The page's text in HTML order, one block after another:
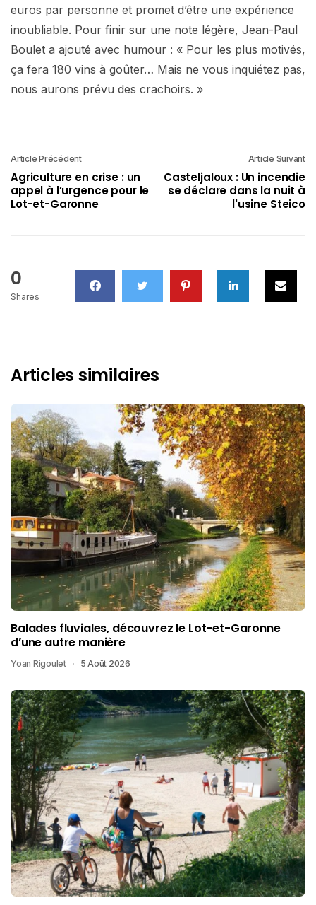
euros par personne et promet d’être une expérience
inoubliable. Pour finir sur une note légère, Jean-Paul
Boulet a ajouté avec humour : « Pour les plus motivés,
ça fera 180 vins à goûter… Mais ne vous inquiétez pas,
nous aurons prévu des crachoirs. »
Article Précédent
Agriculture en crise : un
appel à l’urgence pour le
Lot-et-Garonne
Article Suivant
Casteljaloux : Un incendie
se déclare dans la nuit à
l'usine Steico
0
Shares
Articles similaires
Balades fluviales, découvrez le Lot-et-Garonne
d’une autre manière
Yoan Rigoulet 5 Août 2026